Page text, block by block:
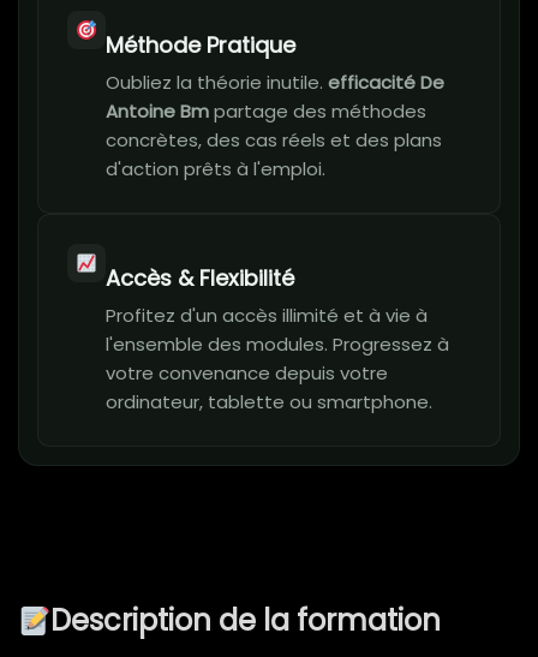
Méthode Pratique
Oubliez la théorie inutile. efficacité De
Antoine Bmpartage des méthodes
concrètes, des cas réels et des plans
d'action prêts à l'emploi.
Accès & Flexibilité
Profitez d'un accès illimité et à vie à
l'ensemble des modules. Progressez à
votre convenance depuis votre
ordinateur, tablette ou smartphone.
Description de la formation